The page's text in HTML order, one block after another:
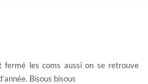
les coms aussi on se retrouve
Bisous bisous